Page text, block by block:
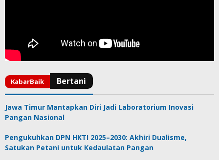
Jawa Timur Mantapkan Diri Jadi Laboratorium Inovasi
Pangan Nasional
Pengukuhkan DPN HKTI 2025–2030: Akhiri Dualisme,
Satukan Petani untuk Kedaulatan Pangan